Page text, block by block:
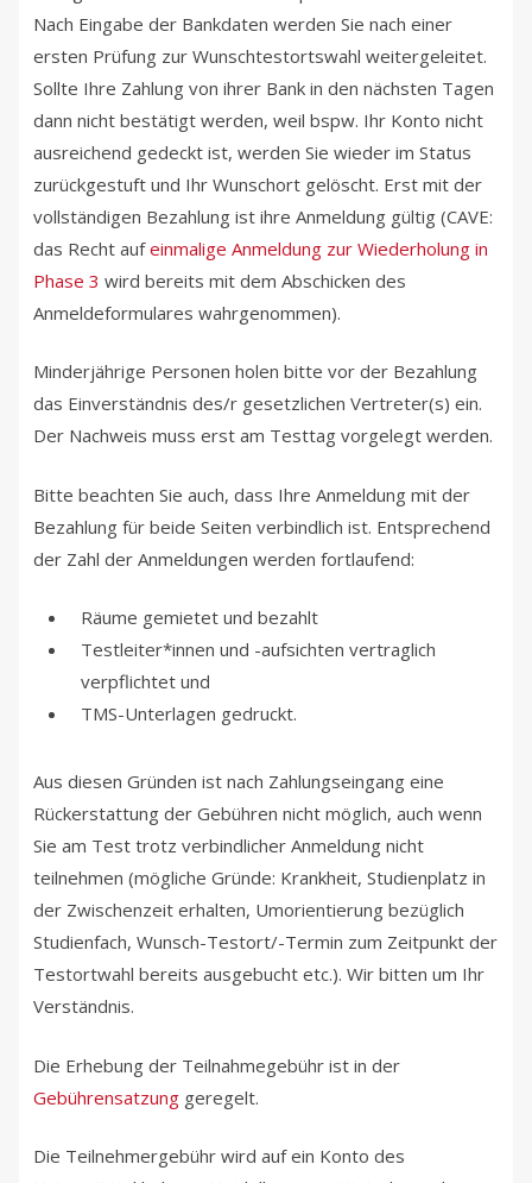
Nach Eingabe der Bankdaten werden Sie nach einer
ersten Prüfung zur Wunschtestortswahl weitergeleitet.
Sollte Ihre Zahlung von ihrer Bank in den nächsten Tagen
dann nicht bestätigt werden, weil bspw. Ihr Konto nicht
ausreichend gedeckt ist, werden Sie wieder im Status
zurückgestuft und Ihr Wunschort gelöscht. Erst mit der
vollständigen Bezahlung ist ihre Anmeldung gültig (CAVE:
das Recht aufeinmalige Anmeldung zur Wiederholung in
Phase 3 wird bereits mit dem Abschicken des
Anmeldeformulares wahrgenommen).
Minderjährige Personen holen bitte vor der Bezahlung
das Einverständnis des/r gesetzlichen Vertreter(s) ein.
Der Nachweis muss erst am Testtag vorgelegt werden.
Bitte beachten Sie auch, dass Ihre Anmeldung mit der
Bezahlung für beide Seiten verbindlich ist. Entsprechend
der Zahl der Anmeldungen werden fortlaufend:
Räume gemietet und bezahlt
Testleiter*innen und -aufsichten vertraglich
verpflichtet und
TMS-Unterlagen gedruckt.
Aus diesen Gründen ist nach Zahlungseingang eine
Rückerstattung der Gebühren nicht möglich, auch wenn
Sie am Test trotz verbindlicher Anmeldung nicht
teilnehmen (mögliche Gründe: Krankheit, Studienplatz in
der Zwischenzeit erhalten, Umorientierung bezüglich
Studienfach, Wunsch-Testort/-Termin zum Zeitpunkt der
Testortwahl bereits ausgebucht etc.). Wir bitten um Ihr
Verständnis.
Die Erhebung der Teilnahmegebühr ist in der
Gebührensatzung geregelt.
Die Teilnehmergebühr wird auf ein Konto des